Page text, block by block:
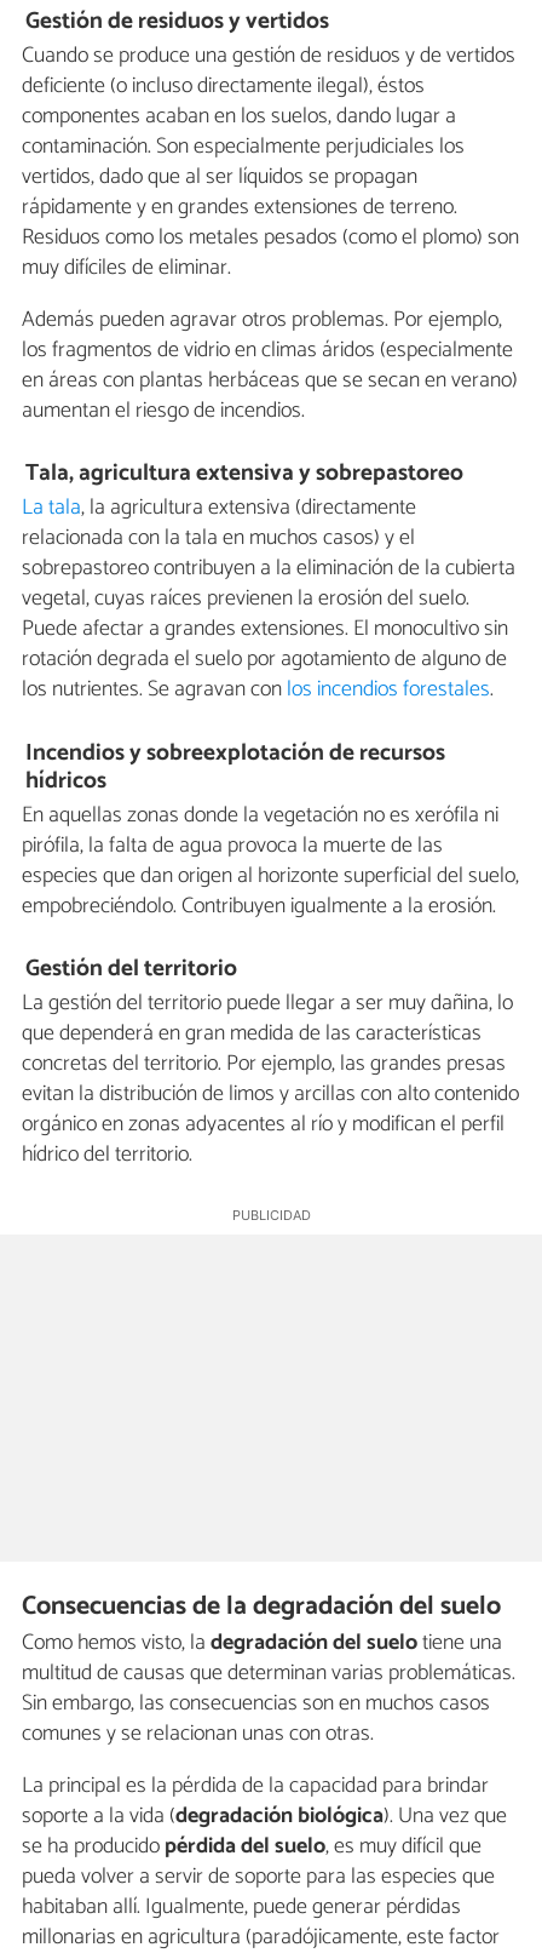
Gestión de residuos y vertidos
Cuando se produce una gestión de residuos y de vertidos
deficiente (o incluso directamente ilegal), éstos
componentes acaban en los suelos, dando lugar a
contaminación. Son especialmente perjudiciales los
vertidos, dado que al ser líquidos se propagan
rápidamente y en grandes extensiones de terreno.
Residuos como los metales pesados (como el plomo) son
muy difíciles de eliminar.
Además pueden agravar otros problemas. Por ejemplo,
los fragmentos de vidrio en climas áridos (especialmente
en áreas con plantas herbáceas que se secan en verano)
aumentan el riesgo de incendios.
Tala, agricultura extensiva y sobrepastoreo
La tala, la agricultura extensiva (directamente
relacionada con la tala en muchos casos) y el
sobrepastoreo contribuyen a la eliminación de la cubierta
vegetal, cuyas raíces previenen la erosión del suelo.
Puede afectar a grandes extensiones. El monocultivo sin
rotación degrada el suelo por agotamiento de alguno de
los nutrientes. Se agravan conlos incendios forestales.
Incendios y sobreexplotación de recursos
hídricos
En aquellas zonas donde la vegetación no es xerófila ni
pirófila, la falta de agua provoca la muerte de las
especies que dan origen al horizonte superficial del suelo,
empobreciéndolo. Contribuyen igualmente a la erosión.
Gestión del territorio
La gestión del territorio puede llegar a ser muy dañina, lo
que dependerá en gran medida de las características
concretas del territorio. Por ejemplo, las grandes presas
evitan la distribución de limos y arcillas con alto contenido
orgánico en zonas adyacentes al río y modifican el perfil
hídrico del territorio.
Consecuencias de la degradación del suelo
Como hemos visto, ladegradación del suelotiene una
multitud de causas que determinan varias problemáticas.
Sin embargo, las consecuencias son en muchos casos
comunes y se relacionan unas con otras.
La principal es la pérdida de la capacidad para brindar
soporte a la vida (degradación biológica). Una vez que
se ha producidopérdida del suelo, es muy difícil que
pueda volver a servir de soporte para las especies que
habitaban allí. Igualmente, puede generar pérdidas
millonarias en agricultura (paradójicamente, este factor